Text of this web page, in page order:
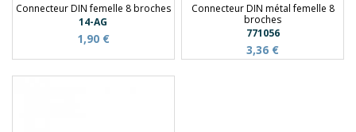
Connecteur DIN femelle 8 broches
14-AG
1,90 €
Connecteur DIN métal femelle 8
broches
771056
3,36 €